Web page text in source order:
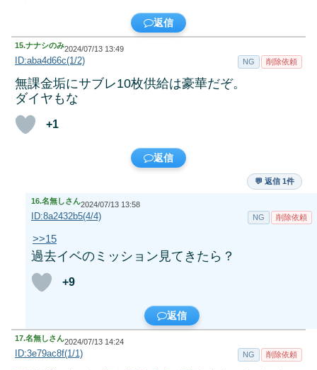
返信
15.ナナシのみ2024/07/13 13:49
ID:aba4d66c(1/2) NG 削除依頼
無課金垢にサブレ10枚供給は豪華だぞ。
ダイヤもな
+1
返信
💬 返信 1件
16.名無しさん2024/07/13 13:58
ID:8a2432b5(4/4) NG 削除依頼
>>15
過去イベのミッション見てきたら？
+9
返信
17.名無しさん2024/07/13 14:24
ID:3e79ac8f(1/1) NG 削除依頼